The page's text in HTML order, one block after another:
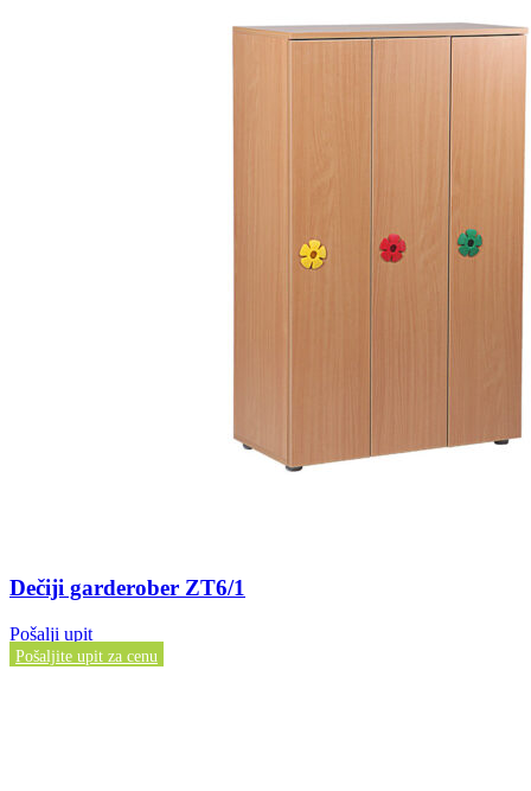
Dečiji garderober ZT6/1
Pošalji upit
Pošaljite upit za cenu